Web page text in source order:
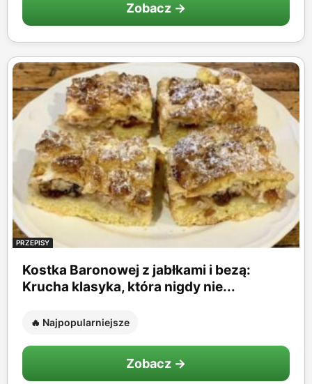
Zobacz →
PRZEPISY
Kostka Baronowej z jabłkami i bezą:
Krucha klasyka, która nigdy nie...
🔥 Najpopularniejsze
Zobacz →